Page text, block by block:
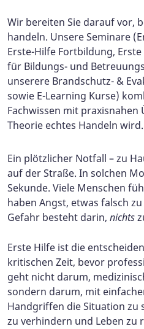
Wir bereiten Sie darauf vor,
handeln. Unsere Seminare
Erste-Hilfe Fortbildung,
für Bildungs- und
unserere Brandschutz- &
sowie E-Learning Kurse)
Fachwissen mit praxisnahen
Theorie echtes Handeln wird.
Ein plötzlicher Notfall – zu
auf der Straße. In solchen
Sekunde. Viele Menschen
haben Angst, etwas falsch
Gefahr besteht darin, nichts
Erste Hilfe ist die
kritischen Zeit, bevor
geht nicht darum,
sondern darum, mit
Handgriffen die Situation zu
zu verhindern und Leben zu